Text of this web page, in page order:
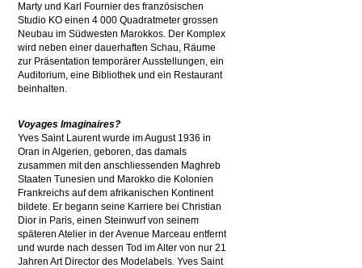
Marty und Karl Fournier des französischen
Studio KO einen 4 000 Quadratmeter grossen
Neubau im Südwesten Marokkos. Der Komplex
wird neben einer dauerhaften Schau, Räume
zur Präsentation temporärer Ausstellungen, ein
Auditorium, eine Bibliothek und ein Restaurant
beinhalten.
Voyages Imaginaires?
Yves Saint Laurent wurde im August 1936 in
Oran in Algerien, geboren, das damals
zusammen mit den anschliessenden Maghreb
Staaten Tunesien und Marokko die Kolonien
Frankreichs auf dem afrikanischen Kontinent
bildete. Er begann seine Karriere bei Christian
Dior in Paris, einen Steinwurf von seinem
späteren Atelier in der Avenue Marceau entfernt
und wurde nach dessen Tod im Alter von nur 21
Jahren Art Director des Modelabels. Yves Saint